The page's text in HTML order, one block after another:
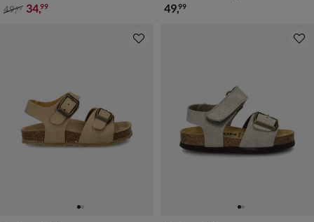
van € 49,99 voor € 34,99
49,99 34,99 € 49,99
49,99